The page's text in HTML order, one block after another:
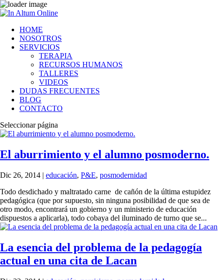
HOME
NOSOTROS
SERVICIOS
TERAPIA
RECURSOS HUMANOS
TALLERES
VIDEOS
DUDAS FRECUENTES
BLOG
CONTACTO
Seleccionar página
El aburrimiento y el alumno posmoderno.
Dic 26, 2014 | educación, P&E, posmodernidad
Todo desdichado y maltratado carne de cañón de la última estupidez
pedagógica (que por supuesto, sin ninguna posibilidad de que sea de
otro modo, encontrará un gobierno y un ministerio de educación
dispuestos a aplicarla), todo cobaya del iluminado de turno que se...
La esencia del problema de la pedagogía
actual en una cita de Lacan